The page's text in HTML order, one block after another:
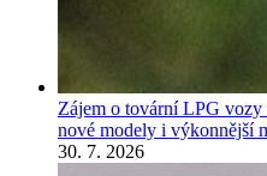
Zájem o tovární LPG
nové modely i výkonnější
30. 7. 2026